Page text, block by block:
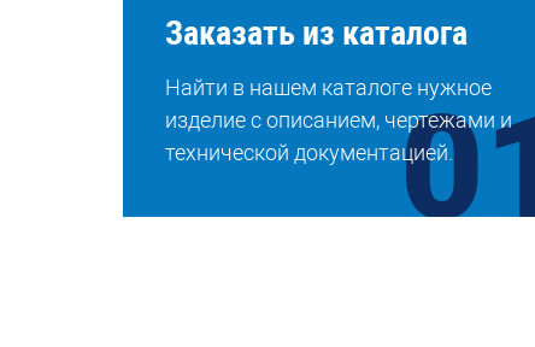
Заказать из каталога
Найти в нашем каталоге нужное
изделие с описанием, чертежами и
технической документацией.